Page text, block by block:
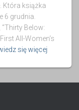
Która książka
6 grudnia.
“Thirty Below:
All-Women’s
się więcej